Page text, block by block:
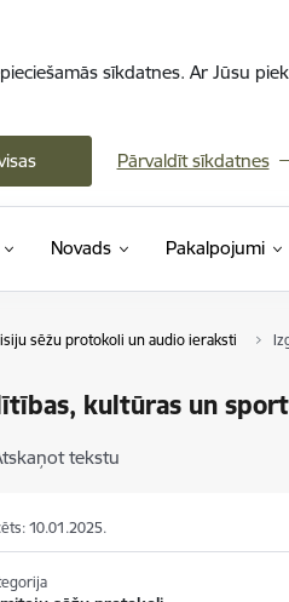
sīkdatnes. Ar Jūsu
Pārvaldīt sīkdatnes
Novads Pakalpojumi
sēžu protokoli un audio ieraksti
kultūras un
tekstu
10.01.2025.